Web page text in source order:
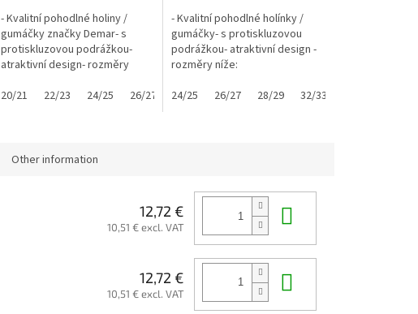
- Kvalitní pohodlné holiny /
gumáčky značky Demar- s
protiskluzovou podrážkou-
atraktivní design- rozměry
20/21
22/23 24/25 26/27 28/29 30/31 32/33
- Kvalitní pohodlné holínky /
gumáčky- s protiskluzovou
podrážkou- atraktivní design -
rozměry níže:
24/25
26/27 28/29 32/33
Other information
12,72 €
10,51 € excl. VAT
12,72 €
10,51 € excl. VAT